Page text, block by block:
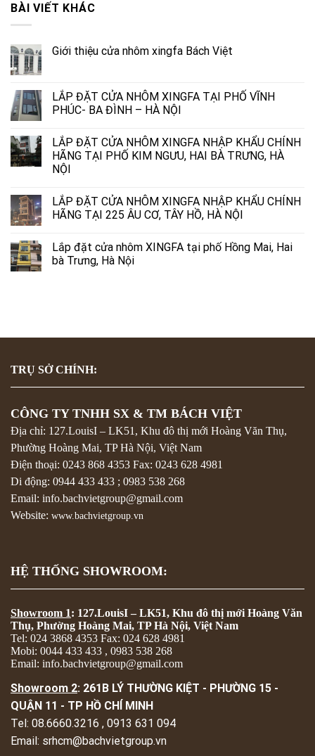
BÀI VIẾT KHÁC
Giới thiệu cửa nhôm xingfa Bách Việt
LẮP ĐẶT CỬA NHÔM XINGFA TẠI PHỐ VĨNH
PHÚC- BA ĐÌNH – HÀ NỘI
LẮP ĐẶT CỬA NHÔM XINGFA NHẬP KHẨU CHÍNH
HÃNG TẠI PHỐ KIM NGƯU, HAI BÀ TRƯNG, HÀ
NỘI
LẮP ĐẶT CỬA NHÔM XINGFA NHẬP KHẨU CHÍNH
HÃNG TẠI 225 ÂU CƠ, TÂY HỒ, HÀ NỘI
Lắp đặt cửa nhôm XINGFA tại phố Hồng Mai, Hai
bà Trưng, Hà Nội
TRỤ SỞ CHÍNH:
CÔNG TY TNHH SX & TM BÁCH VIỆT
Địa chỉ: 127.LouisI – LK51, Khu đô thị mới Hoàng Văn Thụ,
Phường Hoàng Mai, TP Hà Nội, Việt Nam
Điện thoại: 0243 868 4353 Fax: 0243 628 4981
Di động: 0944 433 433 ; 0983 538 268
Email: info.bachvietgroup@gmail.com
Website: www.bachvietgroup.vn
HỆ THỐNG SHOWROOM:
Showroom 1: 127.LouisI – LK51, Khu đô thị mới Hoàng Văn
Thụ, Phường Hoàng Mai, TP Hà Nội, Việt Nam
Tel: 024 3868 4353 Fax: 024 628 4981
Mobi: 0044 433 433 , 0983 538 268
Email: info.bachvietgroup@gmail.com
Showroom 2: 261B LÝ THƯỜNG KIỆT - PHƯỜNG 15 -
QUẬN 11 - TP HỒ CHÍ MINH
Tel: 08.6660.3216 , 0913 631 094
Email: srhcm@bachvietgroup.vn